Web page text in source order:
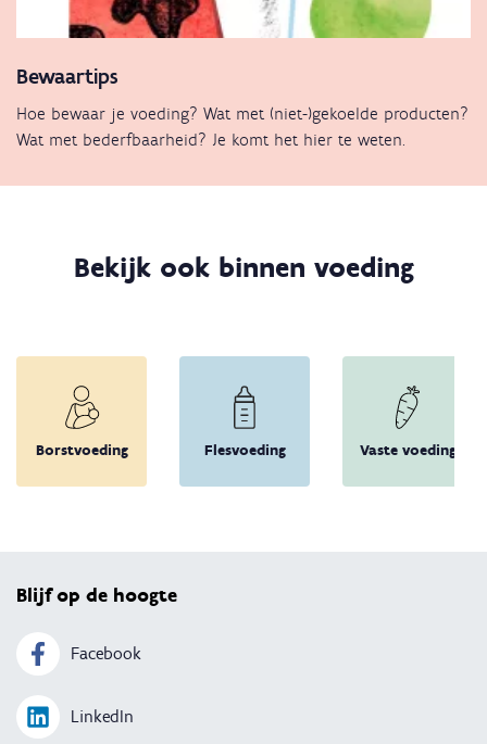
Bewaartips
Hoe bewaar je voeding? Wat met (niet-)gekoelde producten?
Wat met bederfbaarheid? Je komt het hier te weten.
Bekijk ook binnen voeding
Borstvoeding Flesvoeding Vaste voeding
Blijf op de hoogte
Facebook
LinkedIn